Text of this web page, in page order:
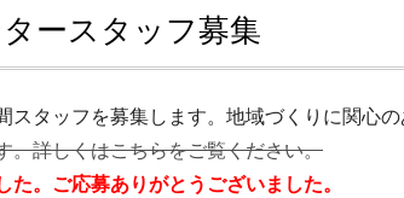
ースタッフ募集
スタッフを募集します。地域づくりに関心
。詳しくはこちらをご覧ください。
。ご応募ありがとうございました。